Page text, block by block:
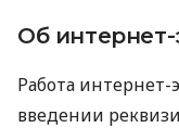
Об
Работа интернет-
введении